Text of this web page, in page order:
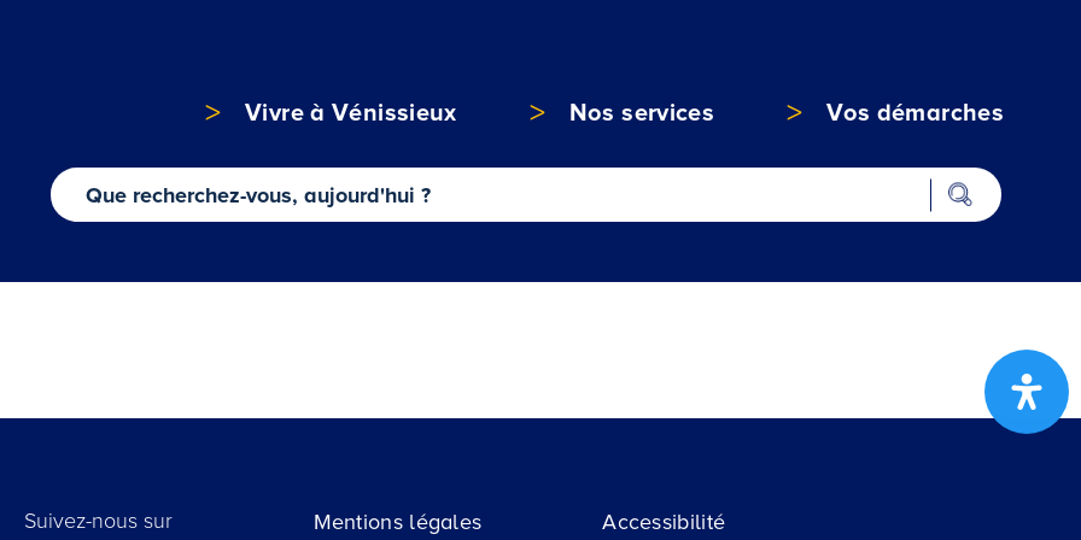
Vivre à Vénissieux Nos services Vos démarches
Suivez-nous sur
Mentions légales
Accessibilité